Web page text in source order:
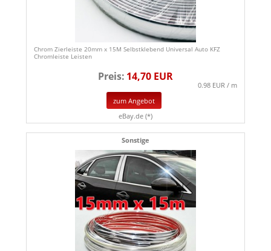
Chrom Zierleiste 20mm x 15M Selbstklebend Universal Auto KFZ
Chromleiste Leisten
Preis: 14,70 EUR
0.98 EUR / m
zum Angebot
eBay.de (*)
Sonstige